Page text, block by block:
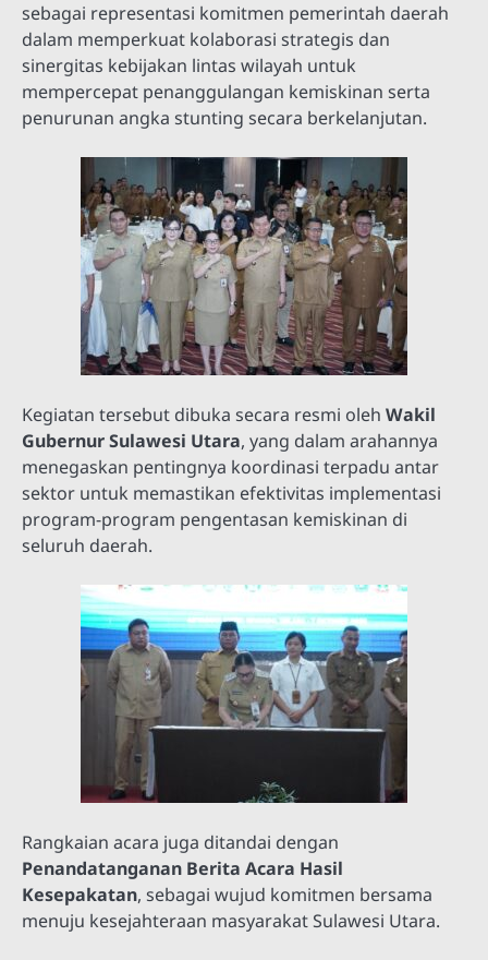
sebagai representasi komitmen pemerintah daerah
dalam memperkuat kolaborasi strategis dan
sinergitas kebijakan lintas wilayah untuk
mempercepat penanggulangan kemiskinan serta
penurunan angka stunting secara berkelanjutan.
Kegiatan tersebut dibuka secara resmi oleh Wakil
Gubernur Sulawesi Utara, yang dalam arahannya
menegaskan pentingnya koordinasi terpadu antar
sektor untuk memastikan efektivitas implementasi
program-program pengentasan kemiskinan di
seluruh daerah.
Rangkaian acara juga ditandai dengan
Penandatanganan Berita Acara Hasil
Kesepakatan, sebagai wujud komitmen bersama
menuju kesejahteraan masyarakat Sulawesi Utara.